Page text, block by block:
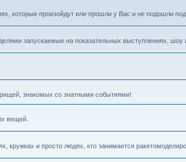
которые произойдут или прошли у Вас и не подошли
запускаемые на показательных выступлениях, шоу
знакомых со знатными событиями!
вещей.
кружках и просто людях, кто занимается